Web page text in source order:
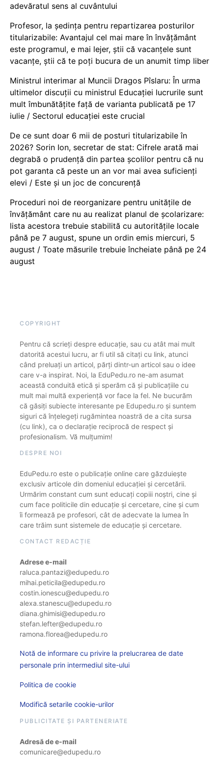
adevăratul sens al cuvântului
Profesor, la ședința pentru repartizarea posturilor
titularizabile: Avantajul cel mai mare în învățământ
este programul, e mai lejer, știi că vacanțele sunt
vacanţe, știi că te poți bucura de un anumit timp liber
Ministrul interimar al Muncii Dragos Pîslaru: În urma
ultimelor discuții cu ministrul Educației lucrurile sunt
mult îmbunătățite față de varianta publicată pe 17
iulie / Sectorul educației este crucial
De ce sunt doar 6 mii de posturi titularizabile în
2026? Sorin Ion, secretar de stat: Cifrele arată mai
degrabă o prudență din partea școlilor pentru că nu
pot garanta că peste un an vor mai avea suficienți
elevi / Este și un joc de concurență
Proceduri noi de reorganizare pentru unitățile de
învățământ care nu au realizat planul de școlarizare:
lista acestora trebuie stabilită cu autoritățile locale
până pe 7 august, spune un ordin emis miercuri, 5
august / Toate măsurile trebuie încheiate până pe 24
august
COPYRIGHT
Pentru că scrieți despre educație, sau cu atât mai mult
datorită acestui lucru, ar fi util să citați cu link, atunci
când preluați un articol, părți dintr-un articol sau o idee
care v-a inspirat. Noi, la EduPedu.ro ne-am asumat
această conduită etică și sperăm că și publicațiile cu
mult mai multă experiență vor face la fel. Ne bucurăm
că găsiți subiecte interesante pe Edupedu.ro și suntem
siguri că înțelegeți rugămintea noastră de a cita sursa
(cu link), ca o declarație reciprocă de respect și
profesionalism. Vă mulțumim!
DESPRE NOI
EduPedu.ro este o publicație online care găzduiește
exclusiv articole din domeniul educației și cercetării.
Urmărim constant cum sunt educați copiii noștri, cine și
cum face politicile din educație și cercetare, cine și cum
îi formează pe profesori, cât de adecvate la lumea în
care trăim sunt sistemele de educație și cercetare.
CONTACT REDACȚIE
Adrese e-mail
raluca.pantazi@edupedu.ro
mihai.peticila@edupedu.ro
costin.ionescu@edupedu.ro
alexa.stanescu@edupedu.ro
diana.ghimisi@edupedu.ro
stefan.lefter@edupedu.ro
ramona.florea@edupedu.ro
Notă de informare cu privire la prelucrarea de date
personale prin intermediul site-ului
Politica de cookie
Modifică setarile cookie-urilor
PUBLICITATE ȘI PARTENERIATE
Adresă de e-mail
comunicare@edupedu.ro